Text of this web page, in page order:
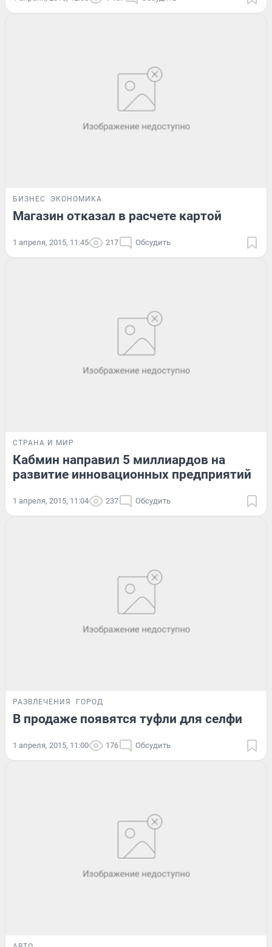
БИЗНЕС ЭКОНОМИКА
Магазин отказал в расчете картой
1 апреля, 2015, 11:45 217 Обсудить
СТРАНА И МИР
Кабмин направил 5 миллиардов на
развитие инновационных предприятий
1 апреля, 2015, 11:04 237 Обсудить
РАЗВЛЕЧЕНИЯ ГОРОД
В продаже появятся туфли для селфи
1 апреля, 2015, 11:00 176 Обсудить